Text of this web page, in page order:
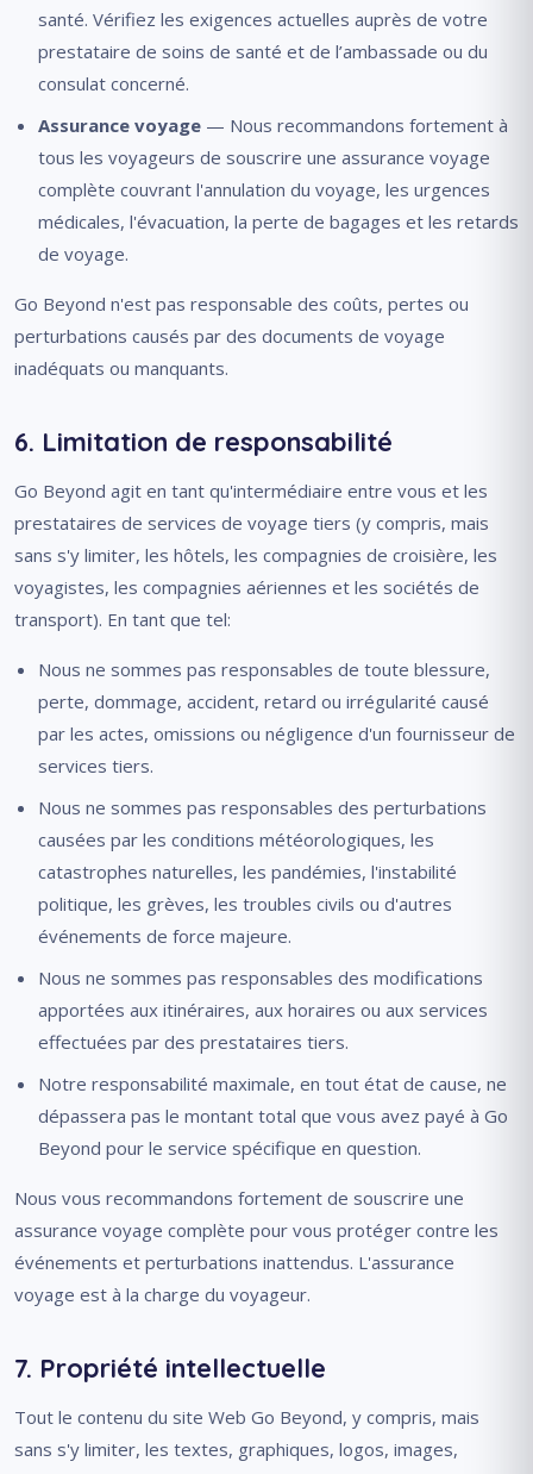
santé. Vérifiez les exigences actuelles auprès de votre
prestataire de soins de santé et de l’ambassade ou du
consulat concerné.
Assurance voyage — Nous recommandons fortement à
tous les voyageurs de souscrire une assurance voyage
complète couvrant l'annulation du voyage, les urgences
médicales, l'évacuation, la perte de bagages et les retards
de voyage.
Go Beyond n'est pas responsable des coûts, pertes ou
perturbations causés par des documents de voyage
inadéquats ou manquants.
6. Limitation de responsabilité
Go Beyond agit en tant qu'intermédiaire entre vous et les
prestataires de services de voyage tiers (y compris, mais
sans s'y limiter, les hôtels, les compagnies de croisière, les
voyagistes, les compagnies aériennes et les sociétés de
transport). En tant que tel:
Nous ne sommes pas responsables de toute blessure,
perte, dommage, accident, retard ou irrégularité causé
par les actes, omissions ou négligence d'un fournisseur de
services tiers.
Nous ne sommes pas responsables des perturbations
causées par les conditions météorologiques, les
catastrophes naturelles, les pandémies, l'instabilité
politique, les grèves, les troubles civils ou d'autres
événements de force majeure.
Nous ne sommes pas responsables des modifications
apportées aux itinéraires, aux horaires ou aux services
effectuées par des prestataires tiers.
Notre responsabilité maximale, en tout état de cause, ne
dépassera pas le montant total que vous avez payé à Go
Beyond pour le service spécifique en question.
Nous vous recommandons fortement de souscrire une
assurance voyage complète pour vous protéger contre les
événements et perturbations inattendus. L'assurance
voyage est à la charge du voyageur.
7. Propriété intellectuelle
Tout le contenu du site Web Go Beyond, y compris, mais
sans s'y limiter, les textes, graphiques, logos, images,